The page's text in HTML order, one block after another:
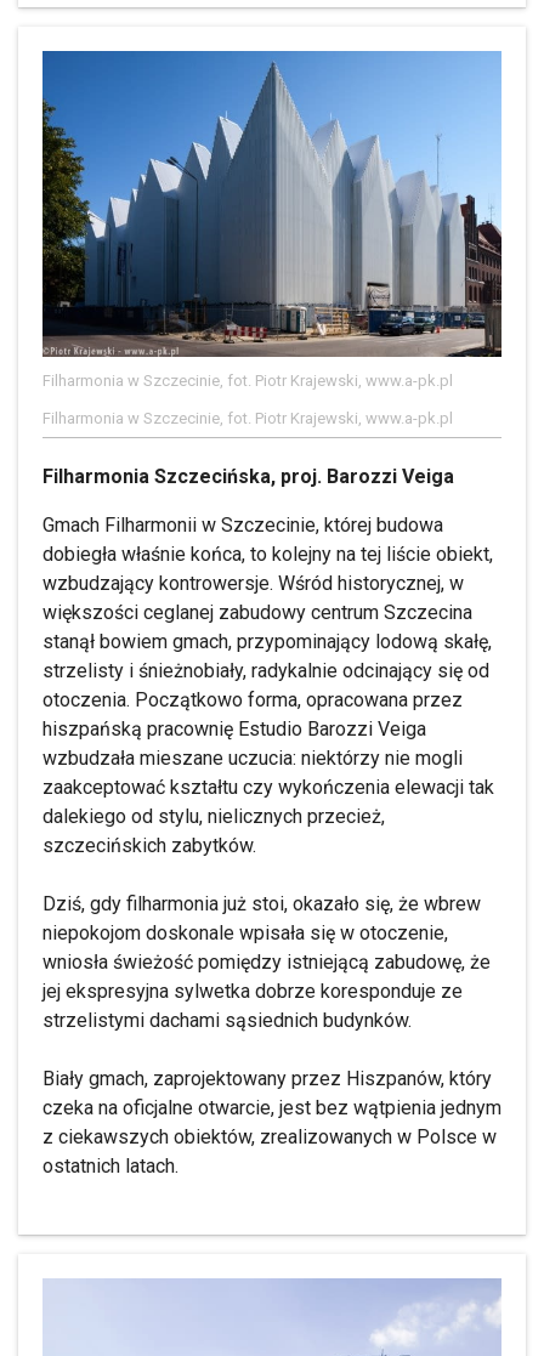
Filharmonia w Szczecinie, fot. Piotr Krajewski, www.a-pk.pl
Filharmonia w Szczecinie, fot. Piotr Krajewski, www.a-pk.pl
Filharmonia Szczecińska, proj. Barozzi Veiga
Gmach Filharmonii w Szczecinie, której budowa
dobiegła właśnie końca, to kolejny na tej liście obiekt,
wzbudzający kontrowersje. Wśród historycznej, w
większości ceglanej zabudowy centrum Szczecina
stanął bowiem gmach, przypominający lodową skałę,
strzelisty i śnieżnobiały, radykalnie odcinający się od
otoczenia. Początkowo forma, opracowana przez
hiszpańską pracownię Estudio Barozzi Veiga
wzbudzała mieszane uczucia: niektórzy nie mogli
zaakceptować kształtu czy wykończenia elewacji tak
dalekiego od stylu, nielicznych przecież,
szczecińskich zabytków.
Dziś, gdy filharmonia już stoi, okazało się, że wbrew
niepokojom doskonale wpisała się w otoczenie,
wniosła świeżość pomiędzy istniejącą zabudowę, że
jej ekspresyjna sylwetka dobrze koresponduje ze
strzelistymi dachami sąsiednich budynków.
Biały gmach, zaprojektowany przez Hiszpanów, który
czeka na oficjalne otwarcie, jest bez wątpienia jednym
z ciekawszych obiektów, zrealizowanych w Polsce w
ostatnich latach.